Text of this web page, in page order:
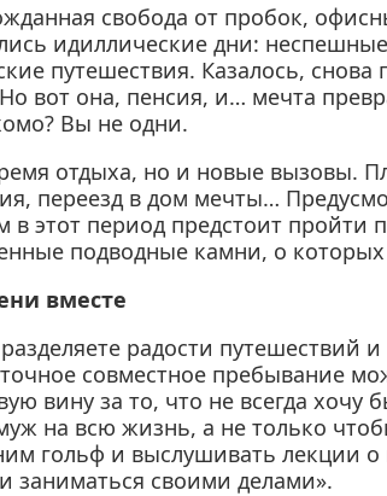
свобода от пробок,
идиллические дни:
путешествия. Казалось, снова
вот она, пенсия, и… мечта
Вы не одни.
отдыха, но и новые вызовы.
переезд в дом мечты…
этот период предстоит пройти
подводные камни, о
вместе
радости путешествий
совместное пребывание
вину за то, что не всегда хочу
на всю жизнь, а не только
гольф и выслушивать лекции
заниматься своими делами».